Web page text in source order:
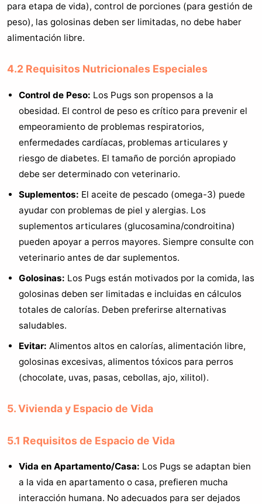
para etapa de vida), control de porciones (para gestión de
peso), las golosinas deben ser limitadas, no debe haber
alimentación libre.
4.2 Requisitos Nutricionales Especiales
Control de Peso: Los Pugs son propensos a la
obesidad. El control de peso es crítico para prevenir el
empeoramiento de problemas respiratorios,
enfermedades cardíacas, problemas articulares y
riesgo de diabetes. El tamaño de porción apropiado
debe ser determinado con veterinario.
Suplementos: El aceite de pescado (omega-3) puede
ayudar con problemas de piel y alergias. Los
suplementos articulares (glucosamina/condroitina)
pueden apoyar a perros mayores. Siempre consulte con
veterinario antes de dar suplementos.
Golosinas: Los Pugs están motivados por la comida, las
golosinas deben ser limitadas e incluidas en cálculos
totales de calorías. Deben preferirse alternativas
saludables.
Evitar: Alimentos altos en calorías, alimentación libre,
golosinas excesivas, alimentos tóxicos para perros
(chocolate, uvas, pasas, cebollas, ajo, xilitol).
5. Vivienda y Espacio de Vida
5.1 Requisitos de Espacio de Vida
Vida en Apartamento/Casa: Los Pugs se adaptan bien
a la vida en apartamento o casa, prefieren mucha
interacción humana. No adecuados para ser dejados